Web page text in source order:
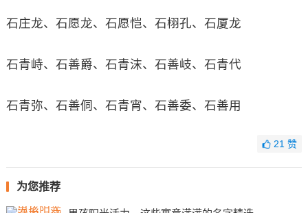
石庄龙、石愿龙、石愿恺、石栩孔、石厦龙
石青峙、石善爵、石青沫、石善岐、石青代
石青弥、石善侗、石青宵、石善委、石善用
21赞
为您推荐